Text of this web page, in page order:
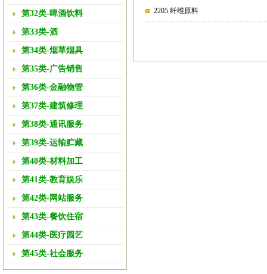
第32类-啤酒饮料
第33类-酒
第34类-烟草烟具
第35类-广告销售
第36类-金融物管
第37类-建筑修理
第38类-通讯服务
第39类-运输贮藏
第40类-材料加工
第41类-教育娱乐
第42类-网站服务
第43类-餐饮住宿
第44类-医疗园艺
第45类-社会服务
2205 纤维原料